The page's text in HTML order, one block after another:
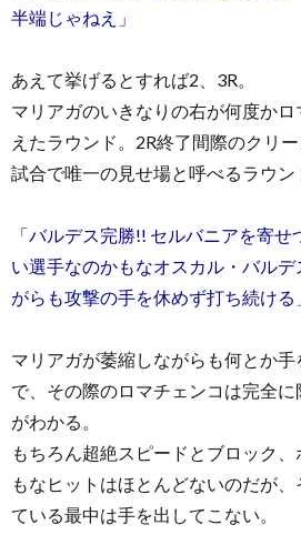
半端じゃねえ」
あえて挙げるとすれば2、3R。
マリアガのいきなりの右が何度か
えたラウンド。2R終了間際のクリ
試合で唯一の見せ場と呼べるラウン
「バルデス完勝!! セルバニアを寄
い選手なのかもなオスカル・バル
がらも攻撃の手を休めず打ち続ける
マリアガが萎縮しながらも何とか
で、その際のロマチェンコは完全
がわかる。
もちろん超絶スピードとブロック
もなヒットはほとんどないのだが
ている最中は手を出してこない。